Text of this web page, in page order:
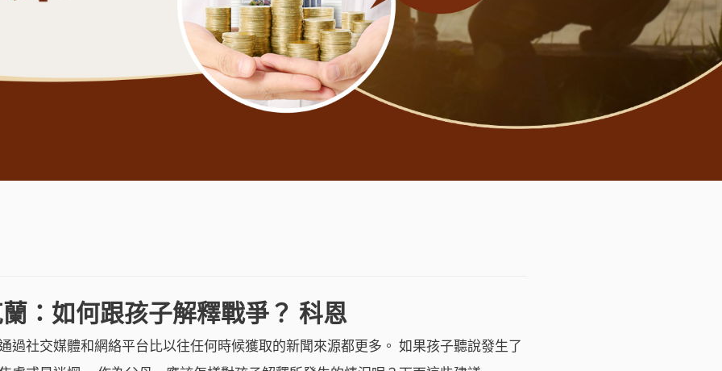
：如何跟孩子解釋戰爭？ 科恩
過社交媒體和網絡平台比以往任何時候獲取的新聞來源都更多。 如果孩子聽說發生了